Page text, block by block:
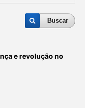
Buscar
e revolução no